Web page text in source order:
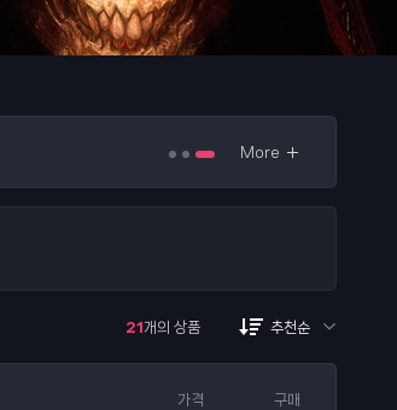
More
21개의 상품 추천순
가격 구매